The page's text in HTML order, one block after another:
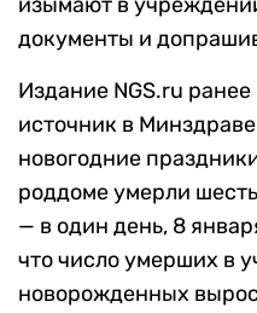
документы и
Издание NGS.ru ранее
источник в Минздраве
новогодние
роддоме умерли
— в один день, 8
что число умерших в
новорожденных